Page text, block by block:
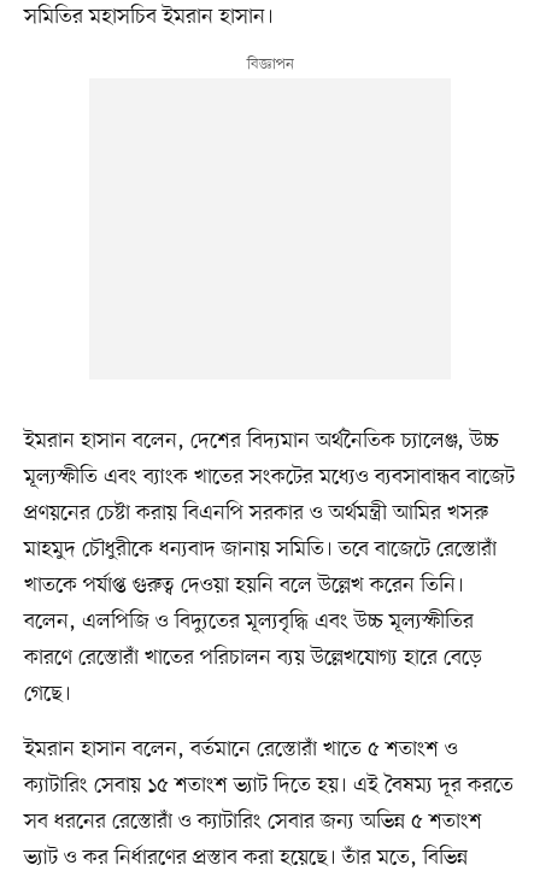
সমিতির মহাসচিব ইমরান হাসান।
ইমরান হাসান বলেন, দেশের বিদ্যমান অর্থনৈতিক চ্যালেঞ্জ, উচ্চ
মূল্যস্ফীতি এবং ব্যাংক খাতের সংকটের মধ্যেও ব্যবসাবান্ধব বাজেট
প্রণয়নের চেষ্টা করায় বিএনপি সরকার ও অর্থমন্ত্রী আমির খসরু
মাহমুদ চৌধুরীকে ধন্যবাদ জানায় সমিতি। তবে বাজেটে রেস্তোরাঁ
খাতকে পর্যাপ্ত গুরুত্ব দেওয়া হয়নি বলে উল্লেখ করেন তিনি।
বলেন, এলপিজি ও বিদ্যুতের মূল্যবৃদ্ধি এবং উচ্চ মূল্যস্ফীতির
কারণে রেস্তোরাঁ খাতের পরিচালন ব্যয় উল্লেখযোগ্য হারে বেড়ে
গেছে।
ইমরান হাসান বলেন, বর্তমানে রেস্তোরাঁ খাতে ৫ শতাংশ ও
ক্যাটারিং সেবায় ১৫ শতাংশ ভ্যাট দিতে হয়। এই বৈষম্য দূর করতে
সব ধরনের রেস্তোরাঁ ও ক্যাটারিং সেবার জন্য অভিন্ন ৫ শতাংশ
ভ্যাট ও কর নির্ধারণের প্রস্তাব করা হয়েছে। তাঁর মতে, বিভিন্ন